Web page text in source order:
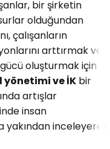
bir şirketin
olduğundan
çalışanların
arttırmak ve
oluşturmak için
yönetimi ve İK bir
artışlar
insan
yakından inceleyerek